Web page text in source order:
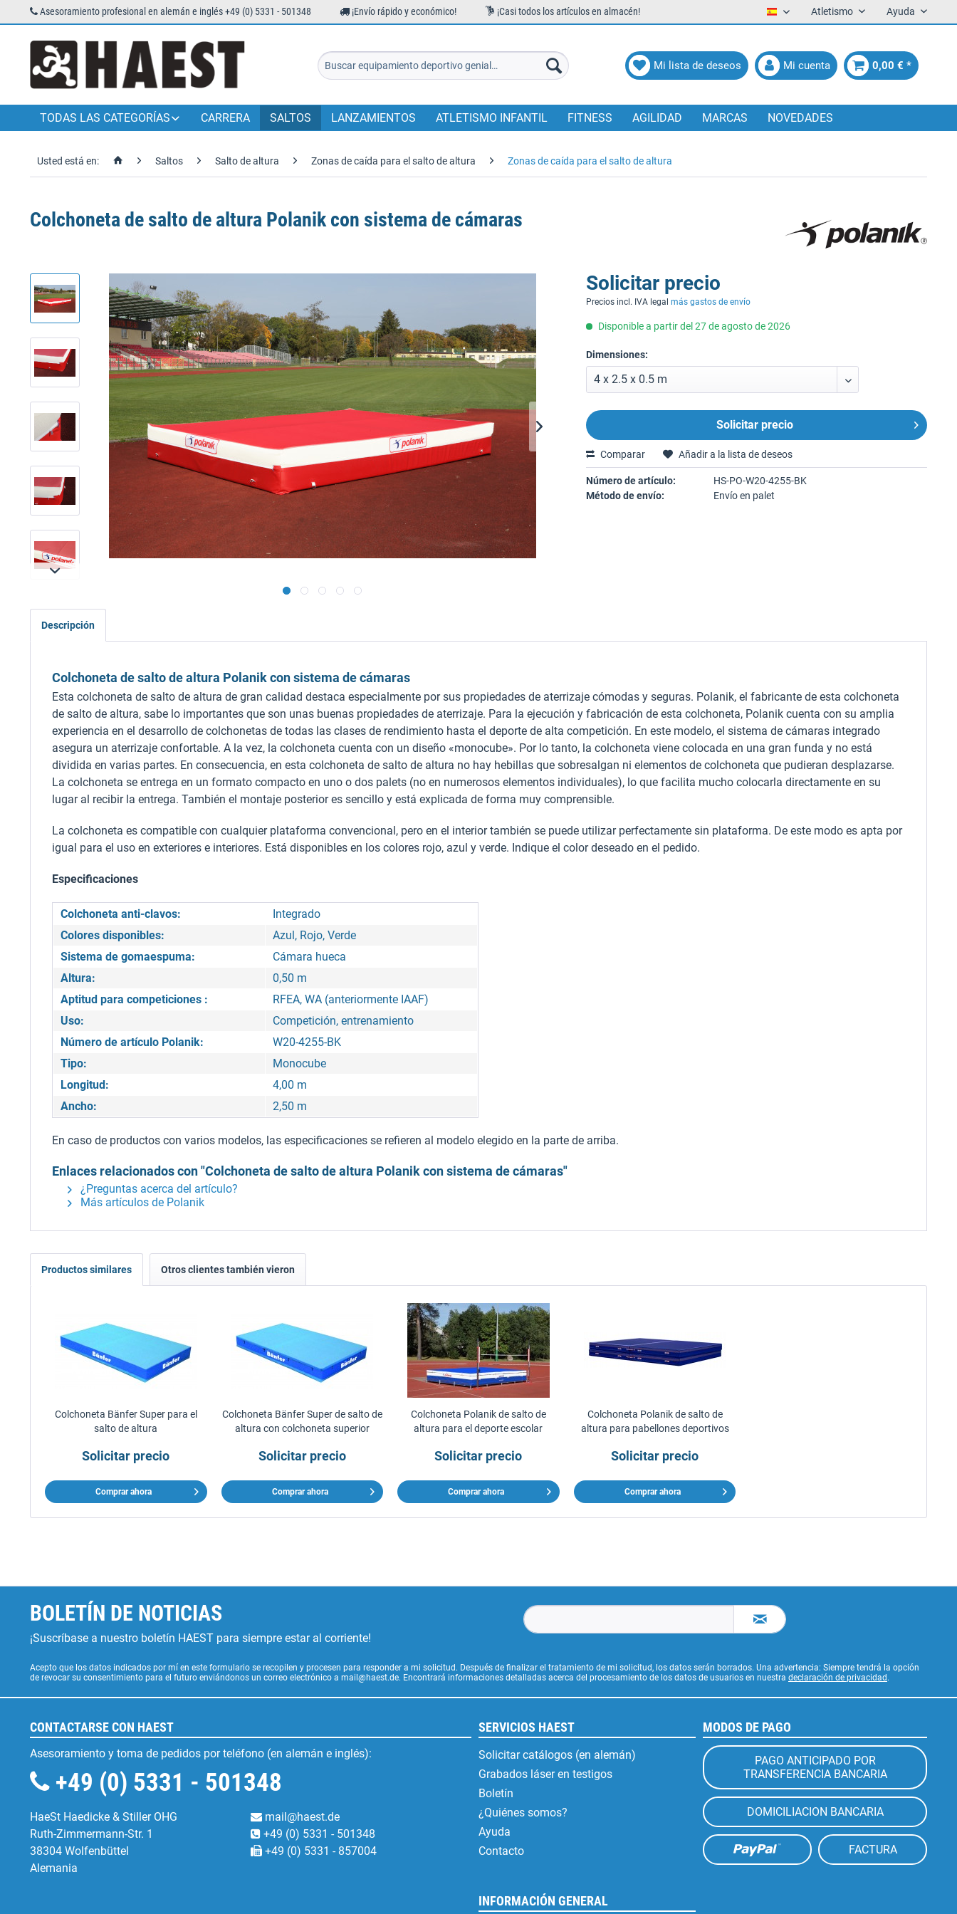
Asesoramiento profesional en alemán e inglés +49 (0) 5331 - 501348 ¡Envío rápido y económico! ¡Casi todos los artículos en almacén! EspañolAtletismo Ayuda
Mi lista de deseos Mi cuenta 0,00 € *
TODAS LAS CATEGORÍAS CARRERA SALTOS LANZAMIENTOS ATLETISMO INFANTIL FITNESS AGILIDAD MARCAS NOVEDADES
Usted está en: Saltos Salto de altura Zonas de caída para el salto de altura Zonas de caída para el salto de altura
Colchoneta de salto de altura Polanik con sistema de cámaras
Solicitar precio
Precios incl. IVA legalmás gastos de envío
Disponible a partir del 27 de agosto de 2026
Dimensiones:
Solicitar precio
Comparar Añadir a la lista de deseos
Número de artículo:
HS-PO-W20-4255-BK
Método de envío:
Envío en palet
Descripción
Colchoneta de salto de altura Polanik con sistema de cámaras
Esta colchoneta de salto de altura de gran calidad destaca especialmente por sus propiedades de aterrizaje cómodas y seguras. Polanik, el fabricante de esta colchoneta
de salto de altura, sabe lo importantes que son unas buenas propiedades de aterrizaje. Para la ejecución y fabricación de esta colchoneta, Polanik cuenta con su amplia
experiencia en el desarrollo de colchonetas de todas las clases de rendimiento hasta el deporte de alta competición. En este modelo, el sistema de cámaras integrado
asegura un aterrizaje confortable. A la vez, la colchoneta cuenta con un diseño «monocube». Por lo tanto, la colchoneta viene colocada en una gran funda y no está
dividida en varias partes. En consecuencia, en esta colchoneta de salto de altura no hay hebillas que sobresalgan ni elementos de colchoneta que pudieran desplazarse.
La colchoneta se entrega en un formato compacto en uno o dos palets (no en numerosos elementos individuales), lo que facilita mucho colocarla directamente en su
lugar al recibir la entrega. También el montaje posterior es sencillo y está explicada de forma muy comprensible.
La colchoneta es compatible con cualquier plataforma convencional, pero en el interior también se puede utilizar perfectamente sin plataforma. De este modo es apta por
igual para el uso en exteriores e interiores. Está disponibles en los colores rojo, azul y verde. Indique el color deseado en el pedido.
Especificaciones
Colchoneta anti-clavos:
Integrado
Colores disponibles:
Azul, Rojo, Verde
Sistema de gomaespuma:
Cámara hueca
Altura:
0,50 m
Aptitud para competiciones :
RFEA, WA (anteriormente IAAF)
Uso:
Competición, entrenamiento
Número de artículo Polanik:
W20-4255-BK
Tipo:
Monocube
Longitud:
4,00 m
Ancho:
2,50 m
En caso de productos con varios modelos, las especificaciones se refieren al modelo elegido en la parte de arriba.
Enlaces relacionados con "Colchoneta de salto de altura Polanik con sistema de cámaras"
¿Preguntas acerca del artículo?
Más artículos de Polanik
Productos similares Otros clientes también vieron
Colchoneta Bänfer Super para el
salto de altura
Solicitar precio
Comprar ahora
Colchoneta Bänfer Super de salto de
altura con colchoneta superior
Solicitar precio
Comprar ahora
Colchoneta Polanik de salto de
altura para el deporte escolar
Solicitar precio
Comprar ahora
Colchoneta Polanik de salto de
altura para pabellones deportivos
Solicitar precio
Comprar ahora
BOLETÍN DE NOTICIAS
¡Suscríbase a nuestro boletín HAEST para siempre estar al corriente!
Acepto que los datos indicados por mí en este formulario se recopilen y procesen para responder a mi solicitud. Después de finalizar el tratamiento de mi solicitud, los datos serán borrados. Una advertencia: Siempre tendrá la opción
de revocar su consentimiento para el futuro enviándonos un correo electrónico a mail@haest.de. Encontrará informaciones detalladas acerca del procesamiento de los datos de usuarios en nuestra declaración de privacidad .
CONTACTARSE CON HAEST
Asesoramiento y toma de pedidos por teléfono (en alemán e inglés):
+49 (0) 5331 - 501348
HaeSt Haedicke & Stiller OHG
Ruth-Zimmermann-Str. 1
38304 Wolfenbüttel
Alemania
mail@haest.de
+49 (0) 5331 - 501348
+49 (0) 5331 - 857004
SERVICIOS HAEST
Solicitar catálogos (en alemán)
Grabados láser en testigos
Boletín
¿Quiénes somos?
Ayuda
Contacto
INFORMACIÓN GENERAL
MODOS DE PAGO
PAGO ANTICIPADO POR
TRANSFERENCIA BANCARIA
DOMICILIACION BANCARIA
FACTURA